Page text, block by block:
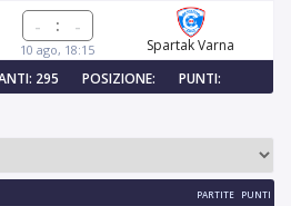
:
10 ago, 18:15
Spartak Varna
295
POSIZIONE: PUNTI:
PARTITE PUNTI